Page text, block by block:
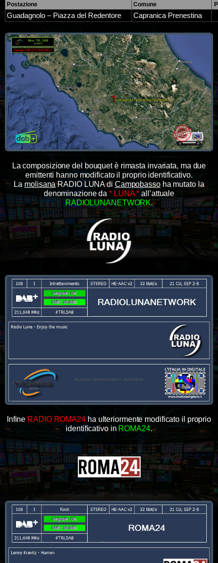
Postazione Comune
Guadagnolo – Piazza del Redentore Capranica Prenestina
La composizione del bouquet è rimasta invariata, ma due
emittenti hanno modificato il proprio identificativo.
La molisanaRADIO LUNA di Campobassoha mutato la
denominazione da* LUNA *all’attuale
RADIOLUNANETWORK.
Infine RADIO ROMA24ha ulteriormente modificato il proprio
identificativo in ROMA24.